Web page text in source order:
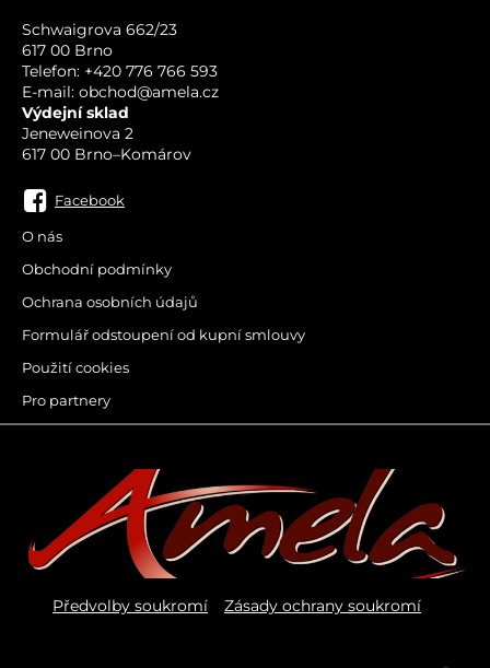
Schwaigrova 662/23
617 00 Brno
Telefon: +420 776 766 593
E-mail: obchod@amela.cz
Výdejní sklad
Jeneweinova 2
617 00 Brno–Komárov
Facebook
O nás
Obchodní podmínky
Ochrana osobních údajů
Formulář odstoupení od kupní smlouvy
Použití cookies
Pro partnery
Předvolby soukromí Zásady ochrany soukromí